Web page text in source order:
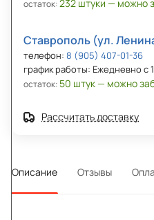
остаток:232 штуки — можно
Ставрополь (ул.
телефон: 8 (905) 407-01-36
график работы: Ежедневно с
остаток: 50 штук — можно
Рассчитать доставку
Описание Отзывы